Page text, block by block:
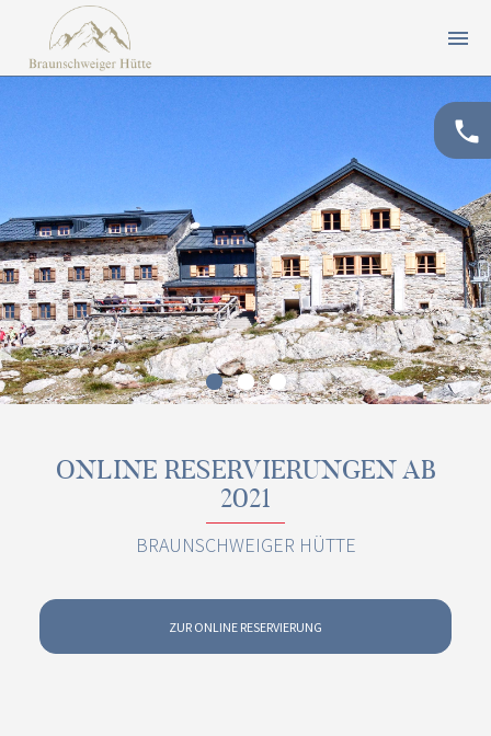
menu
phone
ONLINE RESERVIERUNGEN AB
2021
BRAUNSCHWEIGER HÜTTE
ZUR ONLINE RESERVIERUNG